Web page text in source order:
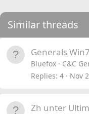
Similar threads
Generals
Bluefox
C&C
Replies 4 Nov
Zh unter